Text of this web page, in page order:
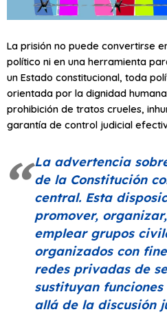
La prisión no puede convertirse
político ni en una herramienta
un Estado constitucional, toda
orientada por la dignidad
prohibición de tratos crueles,
garantía de control judicial
La advertencia
de la Constitución
central. Esta
promover,
emplear grupos
organizados con
redes privadas de
sustituyan funciones
allá de la discusión